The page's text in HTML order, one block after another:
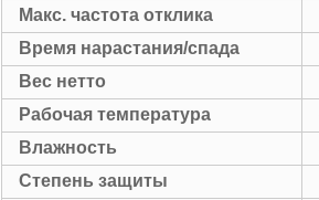
Макс. частота отклика
Время нарастания/спада
Вес нетто
Рабочая температура
Влажность
Степень защиты